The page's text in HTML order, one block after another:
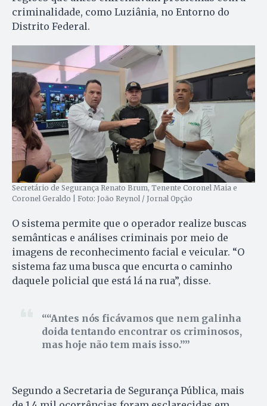
criminalidade, como Luziânia, no Entorno do
Distrito Federal.
Secretário de Segurança Renato Brum, Tenente Coronel Maia e
Coronel Geraldo | Foto: João Reynol / Jornal Opção
O sistema permite que o operador realize buscas
semânticas e análises criminais por meio de
imagens de reconhecimento facial e veicular. “O
sistema faz uma busca que encurta o caminho
daquele policial que está lá na rua”, disse.
“Antes nós ficávamos que nem galinha
doida tentando encontrar os criminosos,
mas hoje não tem mais isso.”
Segundo a Secretaria de Segurança Pública, mais